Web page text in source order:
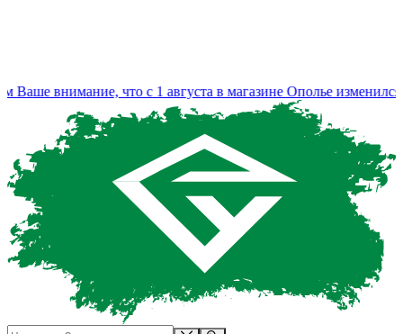
внимание, что с 1 августа в магазине Ополье изменился